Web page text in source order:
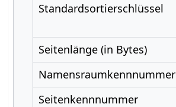
Standardsortierschlüssel
Seitenlänge (in Bytes)
Namensraumkennnummer
Seitenkennnummer